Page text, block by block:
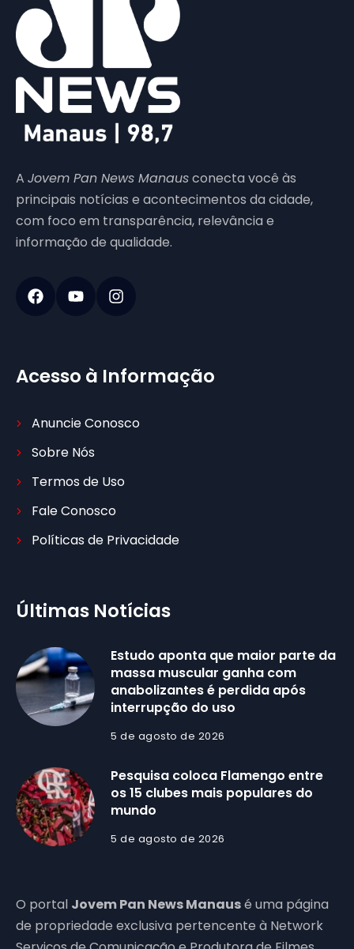
A Jovem Pan News Manausconecta você às
principais notícias e acontecimentos da cidade,
com foco em transparência, relevância e
informação de qualidade.
Acesso à Informação
Anuncie Conosco
Sobre Nós
Termos de Uso
Fale Conosco
Políticas de Privacidade
Últimas Notícias
Estudo aponta que maior parte da
massa muscular ganha com
anabolizantes é perdida após
interrupção do uso
5 de agosto de 2026
Pesquisa coloca Flamengo entre
os 15 clubes mais populares do
mundo
5 de agosto de 2026
O portal Jovem Pan News Manausé uma página
de propriedade exclusiva pertencente à Network